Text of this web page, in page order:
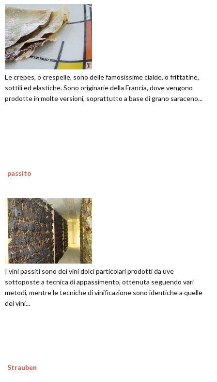
Le crepes, o crespelle, sono delle famosissime cialde, o frittatine,
sottili ed elastiche. Sono originarie della Francia, dove vengono
prodotte in molte versioni, soprattutto a base di grano saraceno...
passito
I vini passiti sono dei vini dolci particolari prodotti da uve
sottoposte a tecnica di appassimento, ottenuta seguendo vari
metodi, mentre le tecniche di vinificazione sono identiche a quelle
dei vini...
Strauben